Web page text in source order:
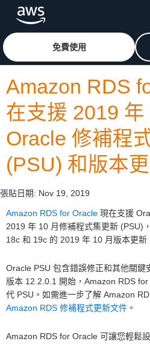
跳至主要內容按一下這裡可返回
免費使用
Amazon RDS
在支援 2019 年
Oracle 修補程
(PSU) 和版本
張貼日期: Nov 19, 2019
Amazon RDS for Oracle 現在支援
2019 年 10 月修補程式集更新 (PSU)
18c 和 19c 的 2019 年 10 月版本更新
Oracle PSU 包含錯誤修正和其他關
版本 12.2.0.1 開始，Amazon RDS
代 PSU。如需進一步了解 Amazon
Amazon RDS 修補程式更新文件 。
Amazon RDS for Oracle 可讓您輕鬆